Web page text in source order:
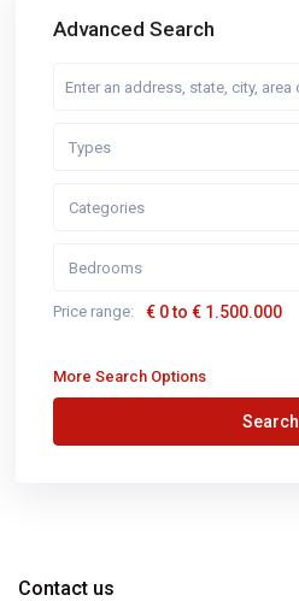
Advanced Search
Types
Categories
Bedrooms
Price range: € 0 to € 1.500.000
More Search Options
Search
Contact us